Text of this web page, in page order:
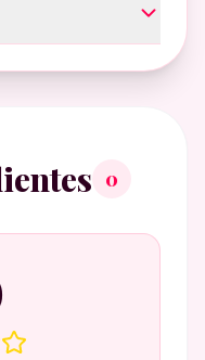
0